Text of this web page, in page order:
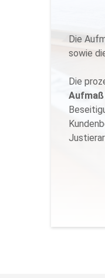
Die
sowie
Die
Aufmaß
. Sollte
werden